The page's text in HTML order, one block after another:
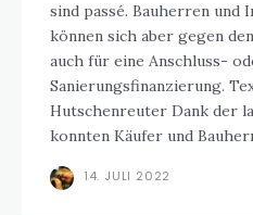
sind passé. Bauherren und
können sich aber gegen
auch für eine Anschluss-
Sanierungsfinanzierung. Text: Stefanie
Hutschenreuter Dank der langen Niedrigzinsphase
konnten Käufer und
14. JULI 2022